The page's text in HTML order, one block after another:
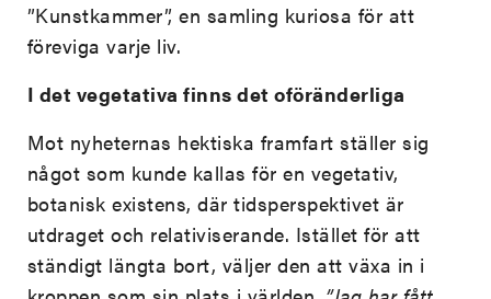
”Kunstkammer”, en samling kuriosa för att
föreviga varje liv.
I det vegetativa finns det oföränderliga
Mot nyheternas hektiska framfart ställer sig
något som kunde kallas för en vegetativ,
botanisk existens, där tidsperspektivet är
utdraget och relativiserande. Istället för att
ständigt längta bort, väljer den att växa in i